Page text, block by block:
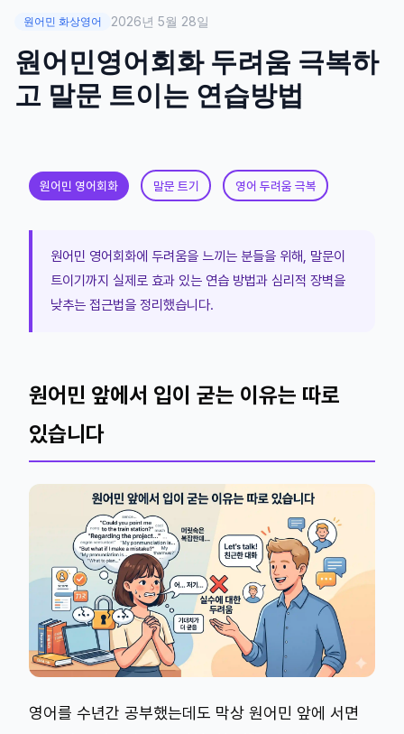
원어민 화상영어 2026년 5월 28일
원어민영어회화 두려움 극복하
고 말문 트이는 연습방법
원어민 영어회화 말문 트기 영어 두려움 극복
원어민 영어회화에 두려움을 느끼는 분들을 위해, 말문이
트이기까지 실제로 효과 있는 연습 방법과 심리적 장벽을
낮추는 접근법을 정리했습니다.
원어민 앞에서 입이 굳는 이유는 따로
있습니다
영어를 수년간 공부했는데도 막상 원어민 앞에 서면